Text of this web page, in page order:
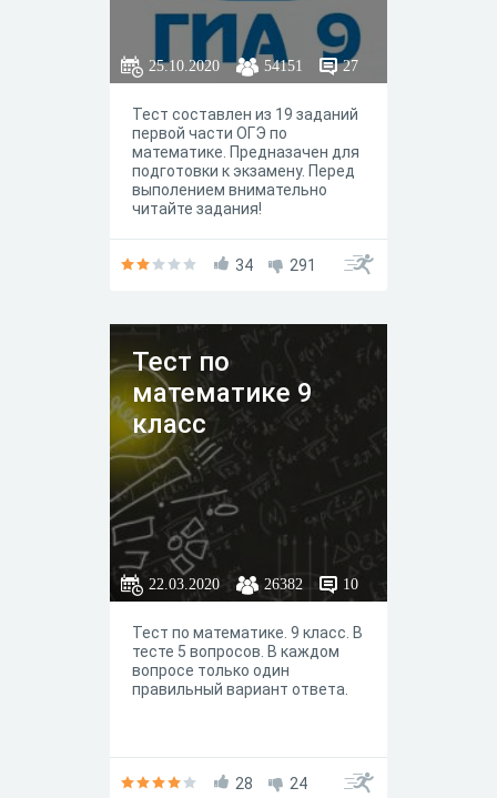
25.10.2020 54151 27
Тест составлен из 19 заданий
первой части ОГЭ по
математике. Предназачен для
подготовки к экзамену. Перед
выполением внимательно
читайте задания!
34 291
Тест по
математике 9
класс
22.03.2020 26382 10
Тест по математике. 9 класс. В
тесте 5 вопросов. В каждом
вопросе только один
правильный вариант ответа.
28 24